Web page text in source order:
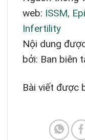
web: ISSM,
Infertility
Nội dung
bởi: Ban biên
Bài viết được